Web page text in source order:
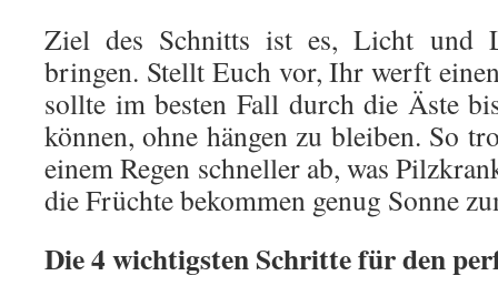
Ziel des Schnitts ist es, Licht
bringen. Stellt Euch vor, Ihr werft
sollte im besten Fall durch die Äste
können, ohne hängen zu bleiben. So
einem Regen schneller ab, was
die Früchte bekommen genug Sonne
Die 4 wichtigsten Schritte für den